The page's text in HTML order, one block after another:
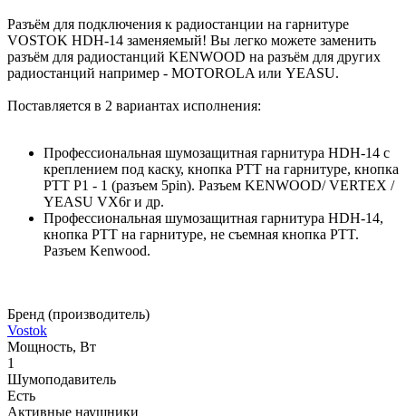
Разъём для подключения к радиостанции на гарнитуре
VOSTOK HDH-14 заменяемый! Вы легко можете заменить
разъём для радиостанций KENWOOD на разъём для других
радиостанций например - MOTOROLA или YEASU.
Поставляется в 2 вариантах исполнения:
Профессиональная шумозащитная гарнитура HDH-14 c
креплением под каску, кнопка РТТ на гарнитуре, кнопка
PTT P1 - 1 (разъем 5pin). Разъем KENWOOD/ VERTEX /
YEASU VX6r и др.
Профессиональная шумозащитная гарнитура HDH-14,
кнопка РТТ на гарнитуре, не съемная кнопка PTT.
Разъем Kenwood.
Бренд (производитель)
Vostok
Мощность, Вт
1
Шумоподавитель
Есть
Активные наушники